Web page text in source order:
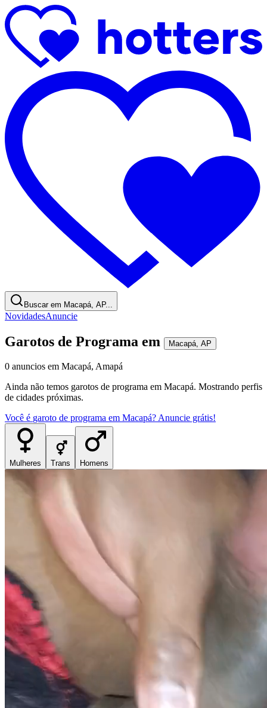
Buscar em Macapá, AP...
NovidadesAnuncie
Garotos de Programa em Macapá AP
0 anuncios em Macapá, Amapá
Ainda não temos garotos de programa em Macapá. Mostrando perfis
de cidades próximas.
Você é garoto de programa em Macapá? Anuncie grátis!
Mulheres Trans Homens